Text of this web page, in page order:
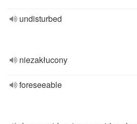
undisturbed
niezakłucony
foreseeable